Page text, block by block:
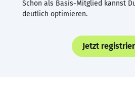
Schon als Basis-Mitglied kannst
deutlich optimieren.
Jetzt